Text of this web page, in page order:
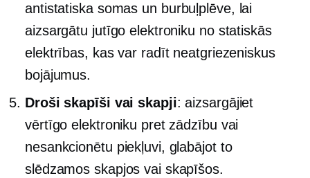
antistatiskasomas un burbuļplēve, lai
aizsargātu jutīgo elektroniku no statiskās
elektrības, kas var radīt neatgriezeniskus
bojājumus.
Droši skapīši vai skapji: aizsargājiet
vērtīgo elektroniku pret zādzību vai
nesankcionētu piekļuvi, glabājot to
slēdzamos skapjos vai skapīšos.